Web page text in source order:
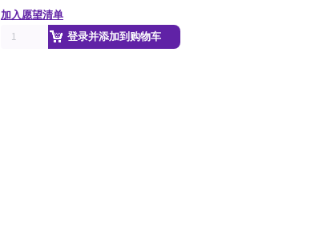
加入愿望清单
登录并添加到购物车